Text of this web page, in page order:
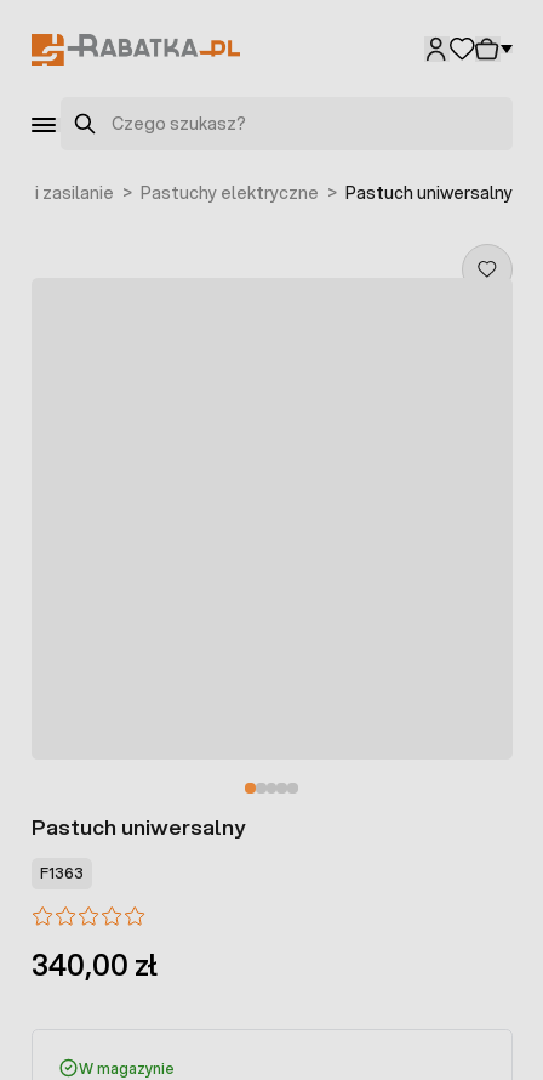
Szukaj
i zasilanie > Pastuchy elektryczne > Pastuch uniwersalny
Pastuch uniwersalny
F1363
340,00 zł
W magazynie